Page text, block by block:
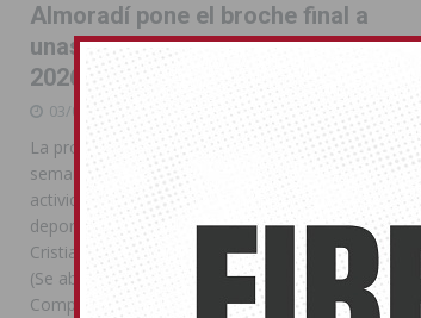
Almoradí pone el broche final a
unas intensas Feria y Fiestas
2026
03/08/2026
La programación reunió durante más de una
semana actos institucionales, conciertos,
actividades familiares, competiciones
deportivas y las celebraciones de Moros y
Cristianos Compártelo: Comparte en Facebook
(Se abre en una ventana nueva) Facebook
Compartir en